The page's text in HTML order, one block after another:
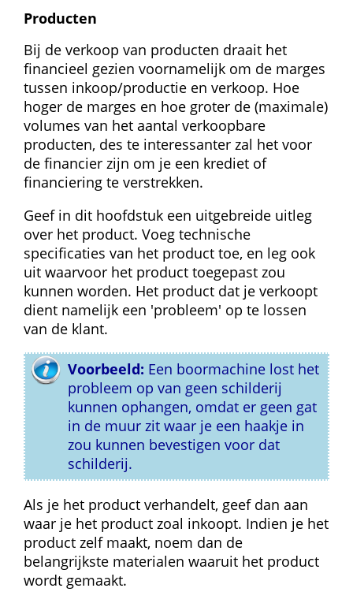
Producten
Bij de verkoop van producten draait het
financieel gezien voornamelijk om de marges
tussen inkoop/productie en verkoop. Hoe
hoger de marges en hoe groter de (maximale)
volumes van het aantal verkoopbare
producten, des te interessanter zal het voor
de financier zijn om je een krediet of
financiering te verstrekken.
Geef in dit hoofdstuk een uitgebreide uitleg
over het product. Voeg technische
specificaties van het product toe, en leg ook
uit waarvoor het product toegepast zou
kunnen worden. Het product dat je verkoopt
dient namelijk een 'probleem' op te lossen
van de klant.
Voorbeeld: Een boormachine lost het
probleem op van geen schilderij
kunnen ophangen, omdat er geen gat
in de muur zit waar je een haakje in
zou kunnen bevestigen voor dat
schilderij.
Als je het product verhandelt, geef dan aan
waar je het product zoal inkoopt. Indien je het
product zelf maakt, noem dan de
belangrijkste materialen waaruit het product
wordt gemaakt.